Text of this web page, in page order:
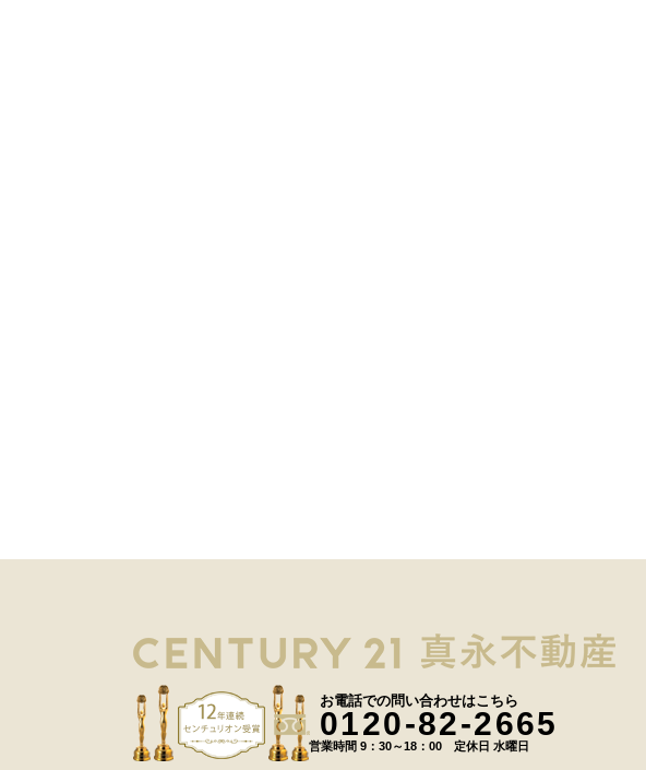
お電話での問い合わせはこちら
0120-82-2665
営業時間 9：30～18：00 定休日 水曜日